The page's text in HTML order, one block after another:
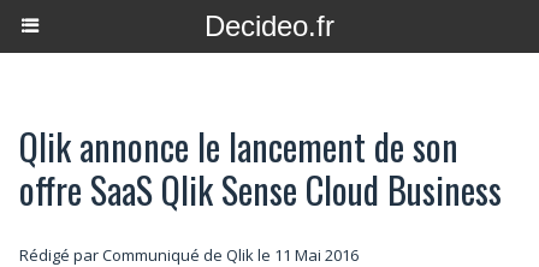
Decideo.fr
Qlik annonce le lancement de son
offre SaaS Qlik Sense Cloud Business
Rédigé par Communiqué de Qlik le 11 Mai 2016